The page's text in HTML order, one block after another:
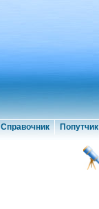
Справочник Попутчик